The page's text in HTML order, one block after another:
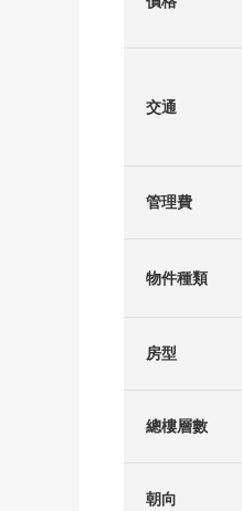
交通
管理費
物件種類
房型
總樓層數
朝向